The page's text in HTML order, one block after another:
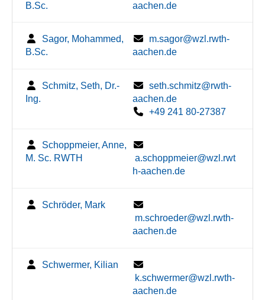
B.Sc.
aachen.de
Sagor, Mohammed,
B.Sc.
m.sagor@wzl.rwth-
aachen.de
Schmitz, Seth, Dr.-
Ing.
seth.schmitz@rwth-
aachen.de
+49 241 80-27387
Schoppmeier, Anne,
M. Sc. RWTH
a.schoppmeier@wzl.rwt
h-aachen.de
Schröder, Mark
m.schroeder@wzl.rwth-
aachen.de
Schwermer, Kilian
k.schwermer@wzl.rwth-
aachen.de